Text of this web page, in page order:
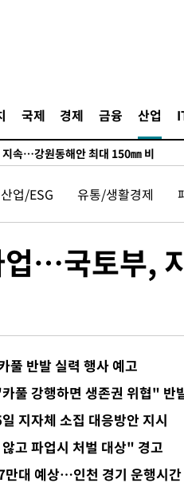
국제 경제 금융 산업
승 마감…S&P 0.6% 나스닥 1.3%↑
승 마감…S&P 0.6% 나스닥 1.3%↑
승 마감…S&P 0.6% 나스닥 1.3%↑
산업/ESG 유통/생활경제
…국토부,
풀 반발 실력 행사 예고
풀 강행하면 생존권 위협" 반
지자체 소집 대응방안 지시
고 파업시 처벌 대상" 경고
만대 예상…인천 경기 운행시간